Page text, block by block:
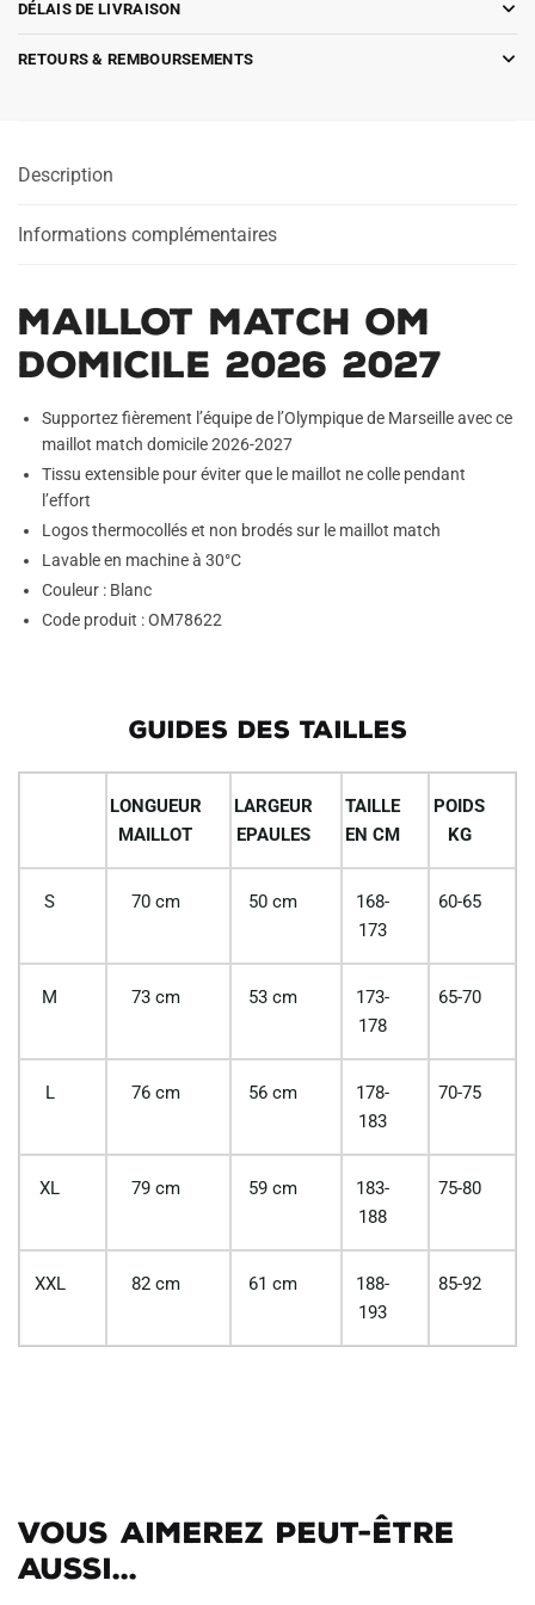
DÉLAIS DE LIVRAISON
RETOURS & REMBOURSEMENTS
Description
Informations complémentaires
Maillot Match OM
Domicile 2026 2027
Supportez fièrement l’équipe de l’Olympique de Marseille avec ce
maillot match domicile 2026-2027
Tissu extensible pour éviter que le maillot ne colle pendant
l’effort
Logos thermocollés et non brodés sur le maillot match
Lavable en machine à 30°C
Couleur : Blanc
Code produit : OM78622
GUIDES DES TAILLES
LONGUEUR
MAILLOT
LARGEUR
EPAULES
TAILLE
EN CM
POIDS
KG
S 70 cm 50 cm
168-
173
60-65
M 73 cm 53 cm
173-
178
65-70
L 76 cm 56 cm
178-
183
70-75
XL 79 cm 59 cm
183-
188
75-80
XXL 82 cm 61 cm
188-
193
85-92
Vous aimerez peut-être
aussi...